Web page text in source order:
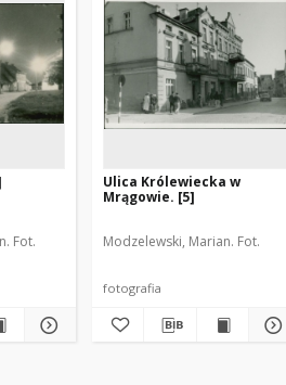
Fot.
Ulica Królewiecka w
Mrągowie. [5]
Modzelewski, Marian. Fot.
fotografia